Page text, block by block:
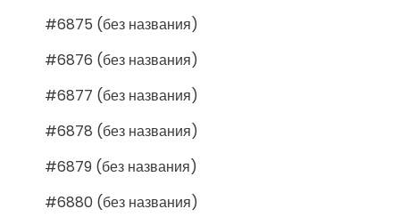
#6875 (без названия)
#6876 (без названия)
#6877 (без названия)
#6878 (без названия)
#6879 (без названия)
#6880 (без названия)